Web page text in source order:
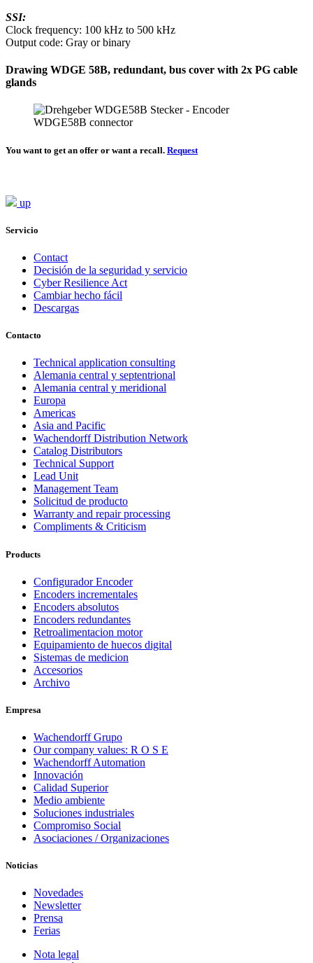
SSI:
Clock frequency: 100 kHz to 500 kHz
Output code: Gray or binary
Drawing WDGE 58B, redundant, bus cover with 2x PG cable
glands
You want to get an offer or want a recall. Request
up
Servicio
Contact
Decisión de la seguridad y servicio
Cyber Resilience Act
Cambiar hecho fácil
Descargas
Contacto
Technical application consulting
Alemania central y septentrional
Alemania central y meridional
Europa
Americas
Asia and Pacific
Wachendorff Distribution Network
Catalog Distributors
Technical Support
Lead Unit
Management Team
Solicitud de producto
Warranty and repair processing
Compliments & Criticism
Products
Configurador Encoder
Encoders incrementales
Encoders absolutos
Encoders redundantes
Retroalimentacion motor
Equipamiento de huecos digital
Sistemas de medicion
Accesorios
Archivo
Empresa
Wachendorff Grupo
Our company values: R O S E
Wachendorff Automation
Innovación
Calidad Superior
Medio ambiente
Soluciones industriales
Compromiso Social
Asociaciones / Organizaciones
Noticias
Novedades
Newsletter
Prensa
Ferias
Nota legal